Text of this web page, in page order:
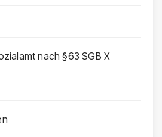
nach §63 SGB X